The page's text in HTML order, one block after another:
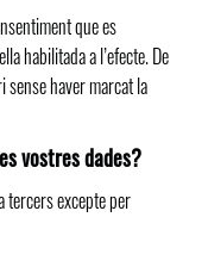
que es
habilitada a l’efecte. De
sense haver marcat la
vostres dades?
tercers excepte per